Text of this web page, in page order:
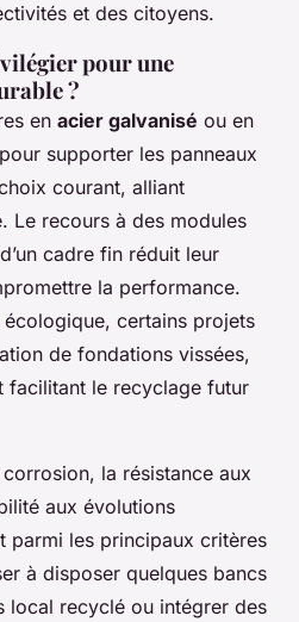
et des citoyens.
pour une
?
en acier galvanisé ou en
pour supporter les panneaux
courant, alliant
Le recours à des modules
cadre fin réduit leur
la performance.
écologique, certains projets
de fondations vissées,
facilitant le recyclage futur
la résistance aux
aux évolutions
parmi les principaux critères
à disposer quelques bancs
local recyclé ou intégrer des